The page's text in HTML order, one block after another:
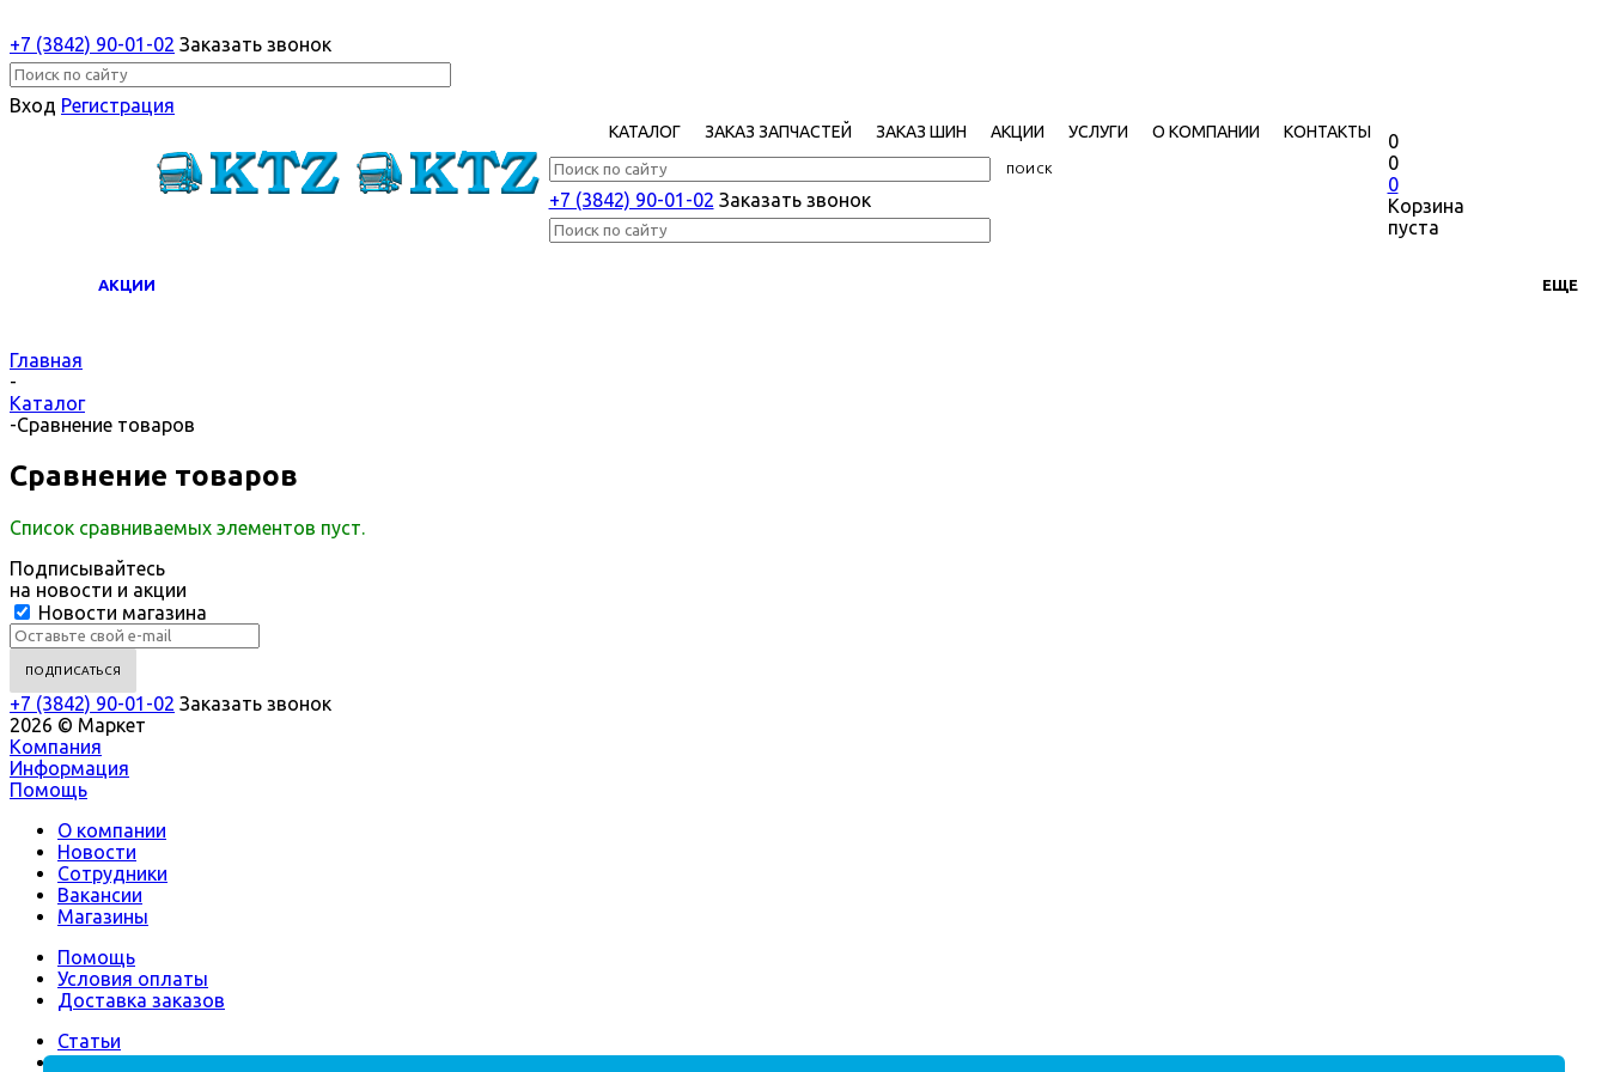
+7 (3842) 90-01-02 Заказать звонок
Вход Регистрация
КАТАЛОГ ЗАКАЗ ЗАПЧАСТЕЙ ЗАКАЗ ШИН АКЦИИ УСЛУГИ О КОМПАНИИ КОНТАКТЫ
+7 (3842) 90-01-02 Заказать звонок
0
0
0
Корзина
пуста
АКЦИИ ЕЩЕ
Главная
-
Каталог
-Сравнение товаров
Сравнение товаров
Список сравниваемых элементов пуст.
Подписывайтесь
на новости и акции
Новости магазина
+7 (3842) 90-01-02 Заказать звонок
2026 © Маркет
Компания
Информация
Помощь
О компании
Новости
Сотрудники
Вакансии
Магазины
Помощь
Условия оплаты
Доставка заказов
Статьи
Вопрос-ответ